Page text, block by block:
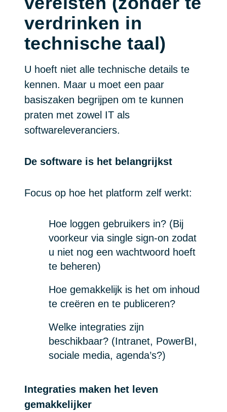
verdrinken in
technische taal)
U hoeft niet alle technische details te
kennen. Maar u moet een paar
basiszaken begrijpen om te kunnen
praten met zowel IT als
softwareleveranciers.
De software is het belangrijkst
Focus op hoe het platform zelf werkt:
Hoe loggen gebruikers in? (Bij
voorkeur via single sign-on zodat
u niet nog een wachtwoord hoeft
te beheren)
Hoe gemakkelijk is het om inhoud
te creëren en te publiceren?
Welke integraties zijn
beschikbaar? (Intranet, PowerBI,
sociale media, agenda’s?)
Integraties maken het leven
gemakkelijker